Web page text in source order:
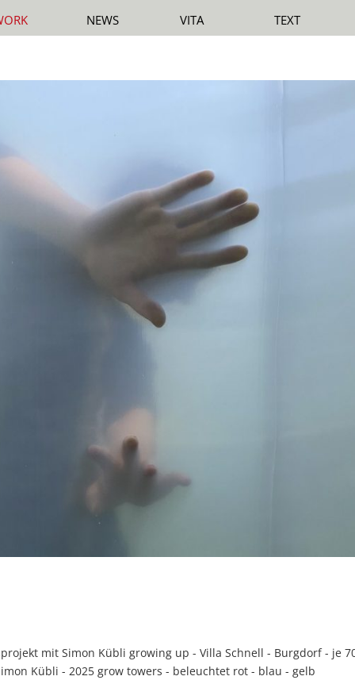
NEWS VITA TEXT
mit Simon Kübli growing up - Villa Schnell - Burgdorf - je
Kübli - 2025 grow towers - beleuchtet rot - blau - gelb